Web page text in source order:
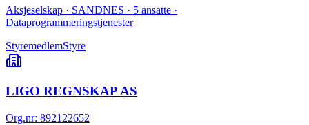
Aksjeselskap · SANDNES · 5 ansatte ·
Dataprogrammeringstjenester
StyremedlemStyre
LIGO REGNSKAP AS
Org.nr: 892122652